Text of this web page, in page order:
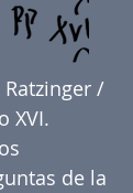
Ratzinger /
XVI.
de la